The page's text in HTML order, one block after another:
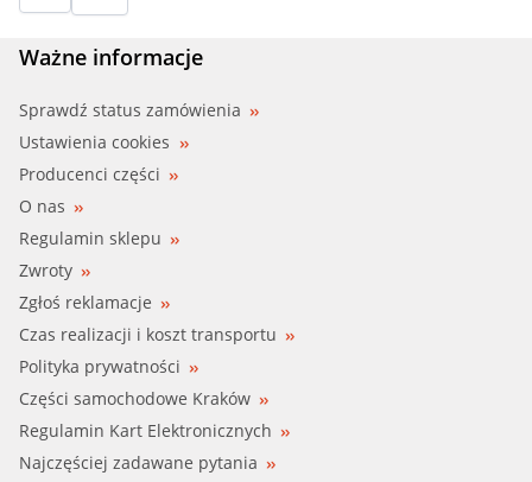
Ważne informacje
Sprawdź status zamówienia
Ustawienia cookies
Producenci części
O nas
Regulamin sklepu
Zwroty
Zgłoś reklamacje
Czas realizacji i koszt transportu
Polityka prywatności
Części samochodowe Kraków
Regulamin Kart Elektronicznych
Najczęściej zadawane pytania